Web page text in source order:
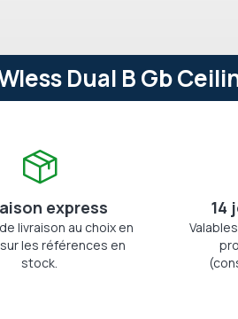
Dual B Gb
express
livraison au choix en
les références en
stock.
14